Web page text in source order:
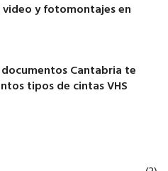
y fotomontajes en
Cantabria te
tipos de cintas VHS